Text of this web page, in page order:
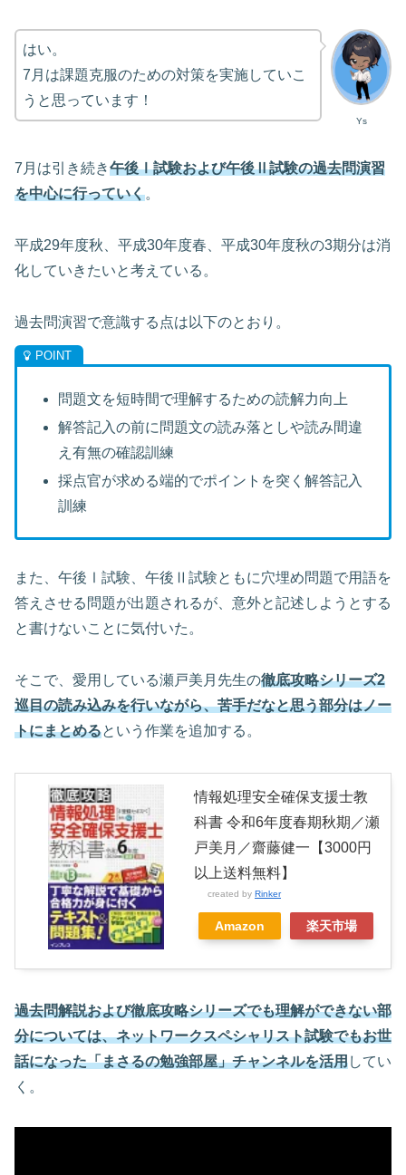
Ys
はい。
7月は課題克服のための対策を実施していこ
うと思っています！
7月は引き続き午後Ⅰ試験および午後Ⅱ試験の過去問演習
を中心に行っていく。
平成29年度秋、平成30年度春、平成30年度秋の3期分は消
化していきたいと考えている。
過去問演習で意識する点は以下のとおり。
問題文を短時間で理解するための読解力向上
解答記入の前に問題文の読み落としや読み間違
え有無の確認訓練
採点官が求める端的でポイントを突く解答記入
訓練
また、午後Ⅰ試験、午後Ⅱ試験ともに穴埋め問題で用語を
答えさせる問題が出題されるが、意外と記述しようとする
と書けないことに気付いた。
そこで、愛用している瀬戸美月先生の徹底攻略シリーズ2
巡目の読み込みを行いながら、苦手だなと思う部分はノー
トにまとめるという作業を追加する。
情報処理安全確保支援士教
科書 令和6年度春期秋期／瀬
戸美月／齋藤健一【3000円
以上送料無料】
created by Rinker
Amazon 楽天市場
過去問解説および徹底攻略シリーズでも理解ができない部
分については、ネットワークスペシャリスト試験でもお世
話になった「まさるの勉強部屋」チャンネルを活用してい
く。